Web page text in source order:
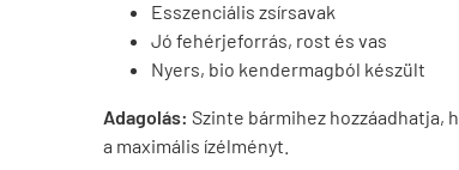
Esszenciális zsírsavak
Jó fehérjeforrás, rost és vas
Nyers, bio kendermagból készült
Adagolás: Szinte bármihez hozzáadhatja,
a maximális ízélményt.